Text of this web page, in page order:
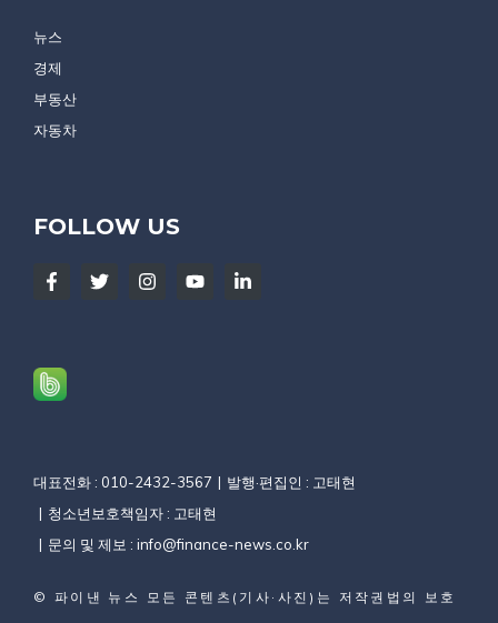
뉴스
경제
부동산
자동차
FOLLOW US
대표전화 : 010-2432-3567
발행·편집인 : 고태현
청소년보호책임자 : 고태현
문의 및 제보 : info@finance-news.co.kr
© 파이낸 뉴스
모든 콘텐츠(기사·사진)는 저작권법의 보호